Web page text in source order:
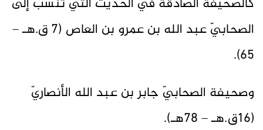
الصحابيّ عبد الله بن عمرو بن العاص (7 ق.هـ –
65).
وصحيفة الصحابيّ جابر بن عبد الله الأنصاريّ
(16ق.هـ – 78هـ).